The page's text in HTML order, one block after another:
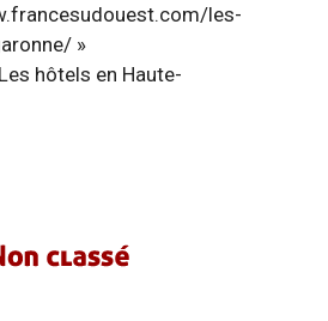
les-
»
hôtels en Haute-